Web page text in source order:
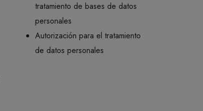
tratamiento de bases de datos
personales
Autorización para el tratamiento
de datos personales